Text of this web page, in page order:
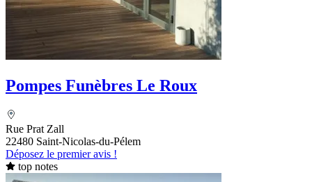
Pompes Funèbres Le Roux
Rue Prat Zall
22480 Saint-Nicolas-du-Pélem
Déposez le premier avis !
top notes